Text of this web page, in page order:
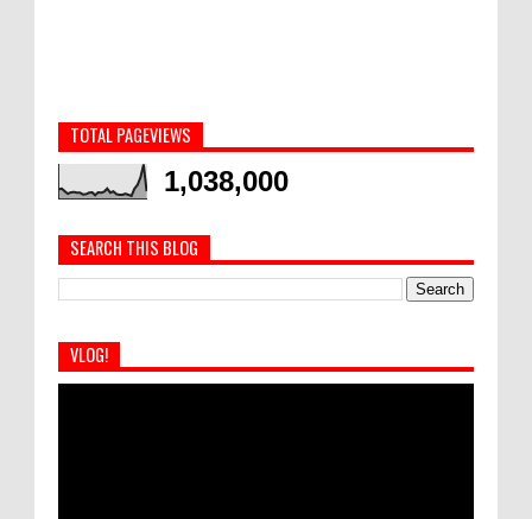
TOTAL PAGEVIEWS
1,038,000
SEARCH THIS BLOG
VLOG!